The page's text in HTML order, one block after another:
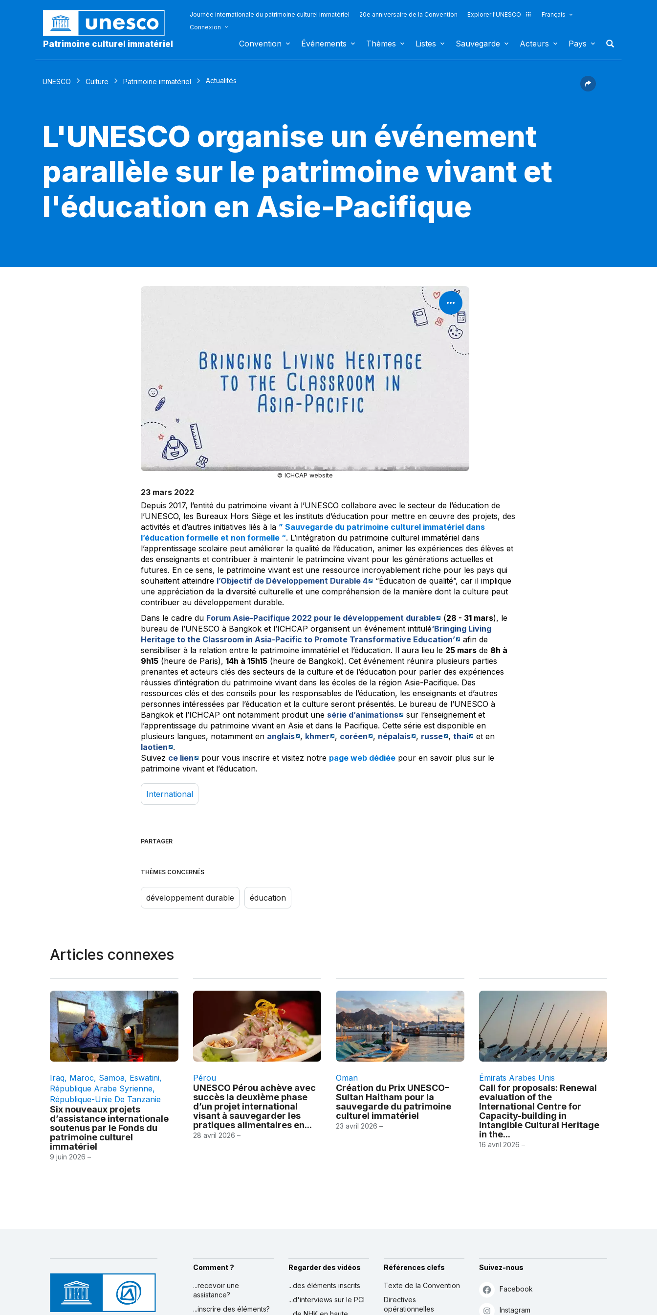
Patrimoine culturel immatériel
Journée internationale du patrimoine culturel immatériel 20e anniversaire de la Convention Explorer l'UNESCO
Français
Connexion
Convention Événements Thèmes Listes Sauvegarde Acteurs Pays
UNESCO Culture Patrimoine immatériel Actualités
L'UNESCO organise un événement
parallèle sur le patrimoine vivant et
l'éducation en Asie-Pacifique
© ICHCAP website
23 mars 2022
Depuis 2017, l’entité du patrimoine vivant à l’UNESCO collabore avec le secteur de l’éducation de
l’UNESCO, les Bureaux Hors Siège et les instituts d’éducation pour mettre en œuvre des projets, des
activités et d’autres initiatives liés à la ” Sauvegarde du patrimoine culturel immatériel dans
l’éducation formelle et non formelle “. L’intégration du patrimoine culturel immatériel dans
l’apprentissage scolaire peut améliorer la qualité de l’éducation, animer les expériences des élèves et
des enseignants et contribuer à maintenir le patrimoine vivant pour les générations actuelles et
futures. En ce sens, le patrimoine vivant est une ressource incroyablement riche pour les pays qui
souhaitent atteindre l’Objectif de Développement Durable 4
“Éducation de qualité”, car il implique
une appréciation de la diversité culturelle et une compréhension de la manière dont la culture peut
contribuer au développement durable.
Dans le cadre du Forum Asie-Pacifique 2022 pour le développement durable (28 - 31 mars), le
bureau de l’UNESCO à Bangkok et l’ICHCAP organisent un événement intitulé‘Bringing Living
Heritage to the Classroom in Asia-Pacific to Promote Transformative Education’
afin de
sensibiliser à la relation entre le patrimoine immatériel et l’éducation. Il aura lieu le 25 mars de 8h à
9h15 (heure de Paris), 14h à 15h15 (heure de Bangkok). Cet événement réunira plusieurs parties
prenantes et acteurs clés des secteurs de la culture et de l’éducation pour parler des expériences
réussies d’intégration du patrimoine vivant dans les écoles de la région Asie-Pacifique. Des
ressources clés et des conseils pour les responsables de l’éducation, les enseignants et d’autres
personnes intéressées par l’éducation et la culture seront présentés. Le bureau de l’UNESCO à
Bangkok et l’ICHCAP ont notamment produit une série d’animations
sur l’enseignement et
l’apprentissage du patrimoine vivant en Asie et dans le Pacifique. Cette série est disponible en
plusieurs langues, notamment en anglais , khmer , coréen , népalais , russe , thai
et en
laotien
.
Suivez ce lien pour vous inscrire et visitez notre page web dédiée pour en savoir plus sur le
patrimoine vivant et l’éducation.
International
PARTAGER
THÈMES CONCERNÉS
développement durable éducation
Articles connexes
Iraq, Maroc, Samoa, Eswatini,
République Arabe Syrienne,
République-Unie De Tanzanie
Six nouveaux projets
d’assistance internationale
soutenus par le Fonds du
patrimoine culturel
immatériel
9 juin 2026 –
Pérou
UNESCO Pérou achève avec
succès la deuxième phase
d’un projet international
visant à sauvegarder les
pratiques alimentaires en...
28 avril 2026 –
Oman
Création du Prix UNESCO–
Sultan Haitham pour la
sauvegarde du patrimoine
culturel immatériel
23 avril 2026 –
Émirats Arabes Unis
Call for proposals: Renewal
evaluation of the
International Centre for
Capacity-building in
Intangible Cultural Heritage
in the...
16 avril 2026 –
Comment ?
...recevoir une
assistance?
...inscrire des éléments?
Regarder des vidéos
...des éléments inscrits
...d'interviews sur le PCI
Références clefs
Texte de la Convention
Directives
opérationnelles
Suivez-nous
Facebook
Instagram